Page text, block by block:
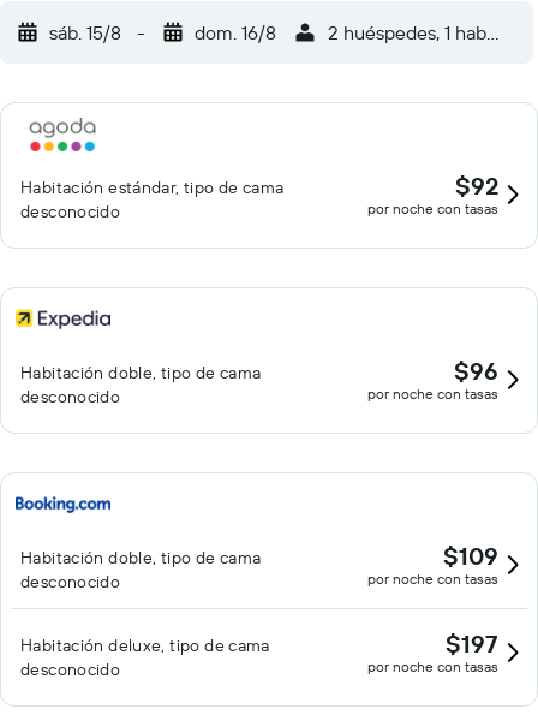
restricciones). Las habitaciones también incluyen botella de
ofrece servicio de limpieza todos los días. Los servicios de ocio y
esparcimiento en este hotel incluyen una piscina cubierta y
esparcimiento que se indican más abajo en las instalaciones o
cerca del alojamiento (es posible que se aplique un recargo).
sáb. 15/8 - dom. 16/8 2 huéspedes, 1
Habitación estándar, tipo de cama
desconocido
$92
por noche con tasas
Habitación doble, tipo de cama
desconocido
$96
por noche con tasas
Habitación doble, tipo de cama
desconocido
$109
por noche con tasas
Habitación deluxe, tipo de cama
desconocido
$197
por noche con tasas